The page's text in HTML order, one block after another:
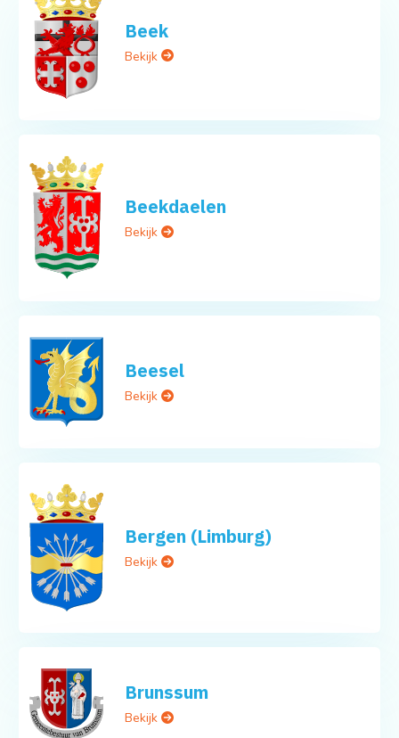
Beek
Bekijk
Beekdaelen
Bekijk
Beesel
Bekijk
Bergen (Limburg)
Bekijk
Brunssum
Bekijk